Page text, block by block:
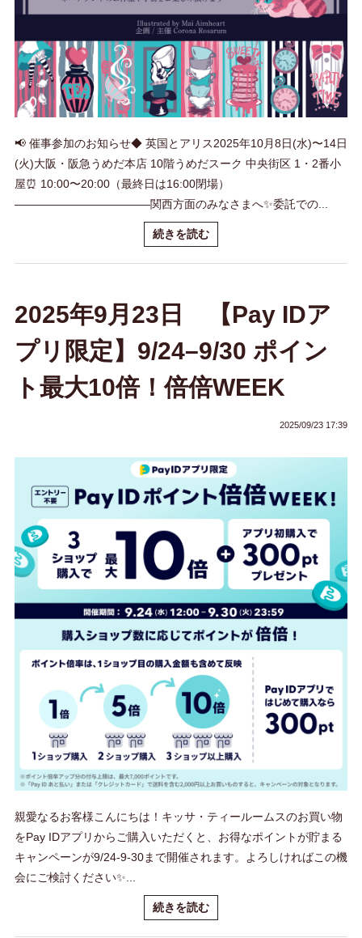
📢 催事参加のお知らせ◆ 英国とアリス2025年10月8日(水)〜14日
(火)大阪・阪急うめだ本店 10階うめだスーク 中央街区 1・2番小
屋⏰ 10:00〜20:00（最終日は16:00閉場）
――――――――――――関西方面のみなさまへ✨委託での...
続きを読む
2025年9月23日 【Pay IDア
プリ限定】9/24–9/30 ポイン
ト最大10倍！倍倍WEEK
2025/09/23 17:39
親愛なるお客様こんにちは！キッサ・ティールームスのお買い物
をPay IDアプリからご購入いただくと、お得なポイントが貯まる
キャンペーンが9/24-9-30まで開催されます。よろしければこの機
会にご検討ください✨️...
続きを読む